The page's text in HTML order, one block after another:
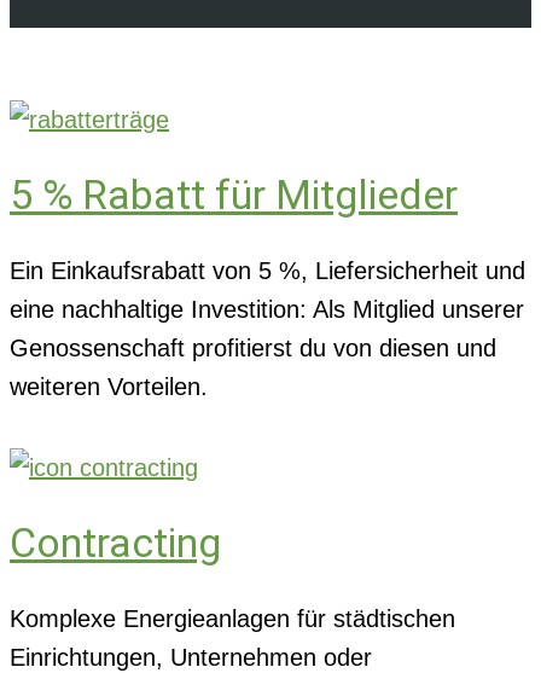
5 % Rabatt für Mitglieder
Ein Einkaufsrabatt von 5 %, Liefersicherheit und
eine nachhaltige Investition: Als Mitglied unserer
Genossenschaft profitierst du von diesen und
weiteren Vorteilen.
Contracting
Komplexe Energieanlagen für städtischen
Einrichtungen, Unternehmen oder